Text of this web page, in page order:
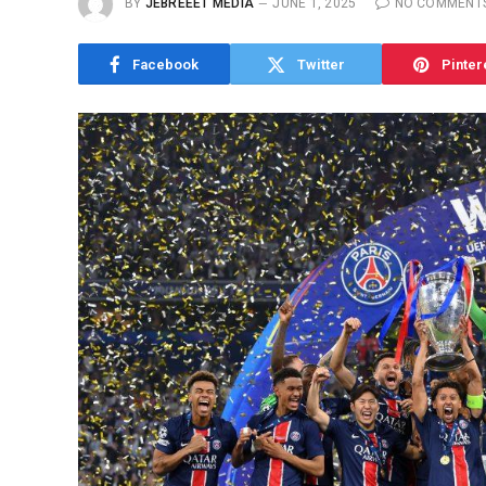
BY JEBREEET MEDIA JUNE 1, 2025 NO
Facebook Twitter